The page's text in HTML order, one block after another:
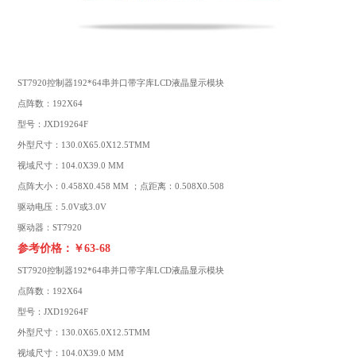
ST7920控制器192*64串并口带字库LCD液晶显示模块
点阵数：192X64
型号：JXD19264F
外型尺寸：130.0X65.0X12.5TMM
视域尺寸：104.0X39.0 MM
点阵大小：0.458X0.458 MM ；点距离：0.508X0.508
驱动电压：5.0V或3.0V
驱动器：ST7920
参考价格：￥63-68
ST7920控制器192*64串并口带字库LCD液晶显示模块
点阵数：192X64
型号：JXD19264F
外型尺寸：130.0X65.0X12.5TMM
视域尺寸：104.0X39.0 MM